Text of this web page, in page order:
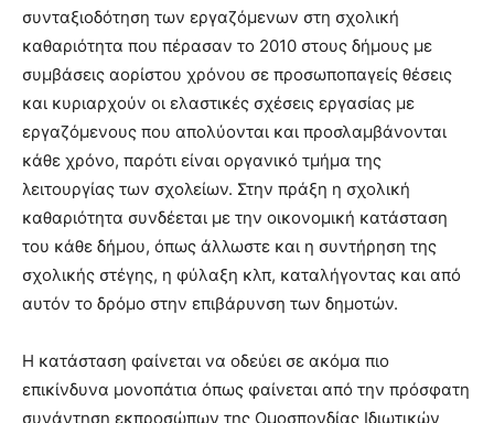
συνταξιοδότηση των εργαζόμενων στη σχολική
καθαριότητα που πέρασαν το 2010 στους δήμους με
συμβάσεις αορίστου χρόνου σε προσωποπαγείς θέσεις
και κυριαρχούν οι ελαστικές σχέσεις εργασίας με
εργαζόμενους που απολύονται και προσλαμβάνονται
κάθε χρόνο, παρότι είναι οργανικό τμήμα της
λειτουργίας των σχολείων. Στην πράξη η σχολική
καθαριότητα συνδέεται με την οικονομική κατάσταση
του κάθε δήμου, όπως άλλωστε και η συντήρηση της
σχολικής στέγης, η φύλαξη κλπ, καταλήγοντας και από
αυτόν το δρόμο στην επιβάρυνση των δημοτών.
Η κατάσταση φαίνεται να οδεύει σε ακόμα πιο
επικίνδυνα μονοπάτια όπως φαίνεται από την πρόσφατη
συνάντηση εκπροσώπων της Ομοσπονδίας Ιδιωτικών